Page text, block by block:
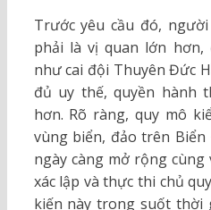
Trước yêu cầu đó,
phải là vị quan lớn
như cai đội Thuyên Đức
đủ uy thế, quyền hành
hơn. Rõ ràng, quy mô
vùng biển, đảo trên
ngày càng mở rộng
xác lập và thực thi chủ
kiến này trong suốt thời